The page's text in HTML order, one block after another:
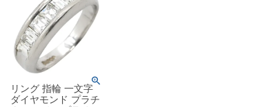
リング 指輪 一文字
ダイヤモンド プラチ